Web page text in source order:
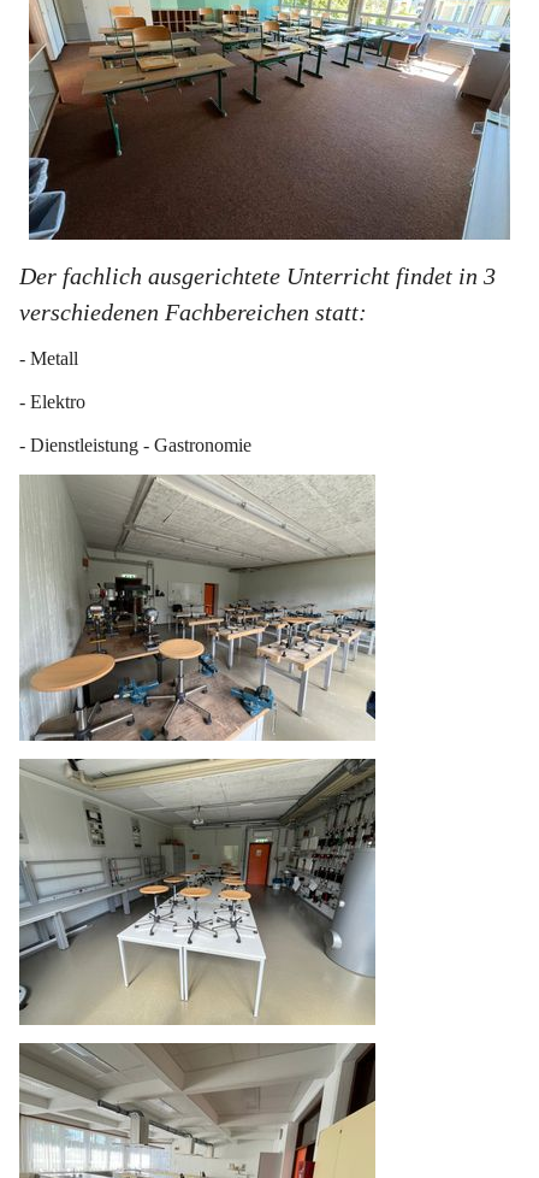
Der fachlich ausgerichtete Unterricht findet in 3
verschiedenen Fachbereichen statt:
- Metall
- Elektro
- Dienstleistung - Gastronomie